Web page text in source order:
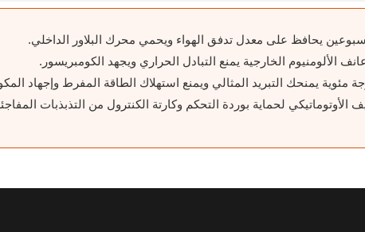
أسبوعين يحافظ على معدل تدفق الهواء ويحمي محرك البلاور الداخلي.
الألومنيوم الخارجية يمنع التبادل الحراري ويجهد الكومبريسور.
الأوتوماتيكي لحماية بوردة التحكم وكارتة الكنترول من التذبذبات